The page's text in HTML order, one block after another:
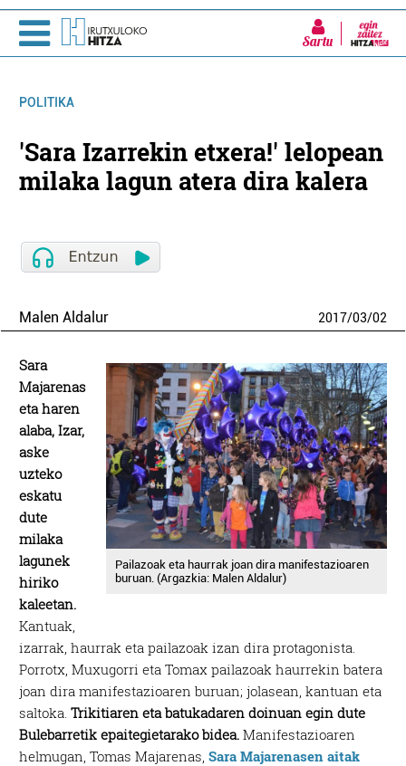
Sartu
POLITIKA
'Sara Izarrekin etxera!' lelopean
milaka lagun atera dira kalera
Malen Aldalur 2017/03/02
Pailazoak eta haurrak joan dira manifestazioaren
buruan. (Argazkia: Malen Aldalur)
Sara
Majarenas
eta haren
alaba, Izar,
aske
uzteko
eskatu
dute
milaka
lagunek
hiriko
kaleetan.
Kantuak,
izarrak, haurrak eta pailazoak izan dira protagonista.
Porrotx, Muxugorri eta Tomax pailazoak haurrekin batera
joan dira manifestazioaren buruan; jolasean, kantuan eta
saltoka.Trikitiaren eta batukadaren doinuan egin dute
Bulebarretik epaitegietarako bidea. Manifestazioaren
helmugan, Tomas Majarenas,Sara Majarenasen aitak